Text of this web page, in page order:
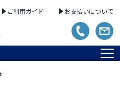
ご利用ガイド お支払いについて